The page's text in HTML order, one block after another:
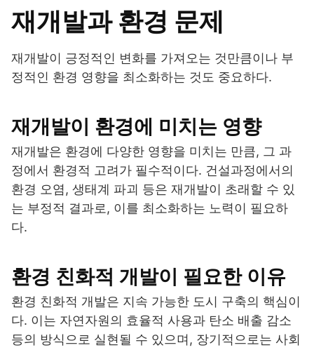
재개발과 환경 문제
재개발이 긍정적인 변화를 가져오는 것만큼이나 부
정적인 환경 영향을 최소화하는 것도 중요하다.
재개발이 환경에 미치는 영향
재개발은 환경에 다양한 영향을 미치는 만큼, 그 과
정에서 환경적 고려가 필수적이다. 건설과정에서의
환경 오염, 생태계 파괴 등은 재개발이 초래할 수 있
는 부정적 결과로, 이를 최소화하는 노력이 필요하
다.
환경 친화적 개발이 필요한 이유
환경 친화적 개발은 지속 가능한 도시 구축의 핵심이
다. 이는 자연자원의 효율적 사용과 탄소 배출 감소
등의 방식으로 실현될 수 있으며, 장기적으로는 사회